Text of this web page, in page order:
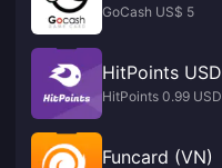
GoCash US$ 5
HitPoints USD
HitPoints 0.99 USD
Funcard (VN)